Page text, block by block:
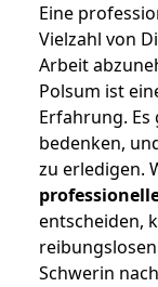
Eine
Vielzahl von
Arbeit
Polsum ist
Erfahrung. Es
bedenken,
zu erledigen.
entscheiden,
Schwerin